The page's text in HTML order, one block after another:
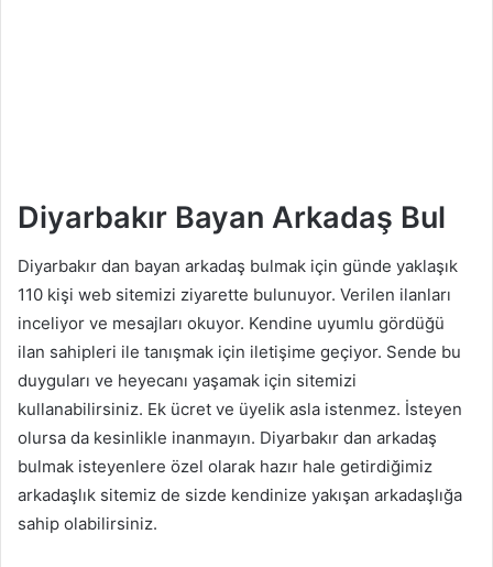
Diyarbakır Bayan Arkadaş Bul
Diyarbakır dan bayan arkadaş bulmak için günde yaklaşık
110 kişi web sitemizi ziyarette bulunuyor. Verilen ilanları
inceliyor ve mesajları okuyor. Kendine uyumlu gördüğü
ilan sahipleri ile tanışmak için iletişime geçiyor. Sende bu
duyguları ve heyecanı yaşamak için sitemizi
kullanabilirsiniz. Ek ücret ve üyelik asla istenmez. İsteyen
olursa da kesinlikle inanmayın. Diyarbakır dan arkadaş
bulmak isteyenlere özel olarak hazır hale getirdiğimiz
arkadaşlık sitemiz de sizde kendinize yakışan arkadaşlığa
sahip olabilirsiniz.